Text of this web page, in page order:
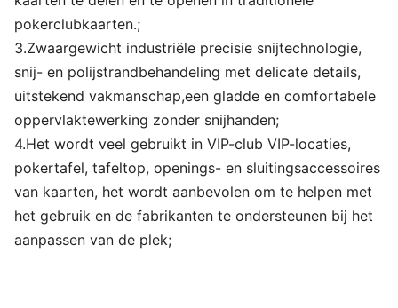
pokerclubkaarten.;
3.Zwaargewicht industriële precisie snijtechnologie,
snij- en polijstrandbehandeling met delicate details,
uitstekend vakmanschap,een gladde en comfortabele
oppervlaktewerking zonder snijhanden;
4.Het wordt veel gebruikt in VIP-club VIP-locaties,
pokertafel, tafeltop, openings- en sluitingsaccessoires
van kaarten, het wordt aanbevolen om te helpen met
het gebruik en de fabrikanten te ondersteunen bij het
aanpassen van de plek;